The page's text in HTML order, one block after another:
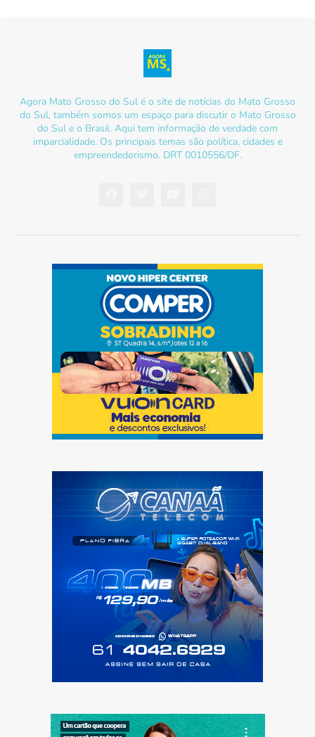
Agora Mato Grosso do Sul é o site de notícias do Mato Grosso
do Sul, também somos um espaço para discutir o Mato Grosso
do Sul e o Brasil. Aqui tem informação de verdade com
imparcialidade. Os principais temas são política, cidades e
empreendedorismo. DRT 0010556/DF.